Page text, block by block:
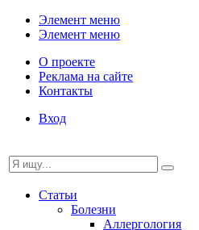
Элемент меню
Элемент меню
О проекте
Реклама на сайте
Контакты
Вход
Статьи
Болезни
Аллергология